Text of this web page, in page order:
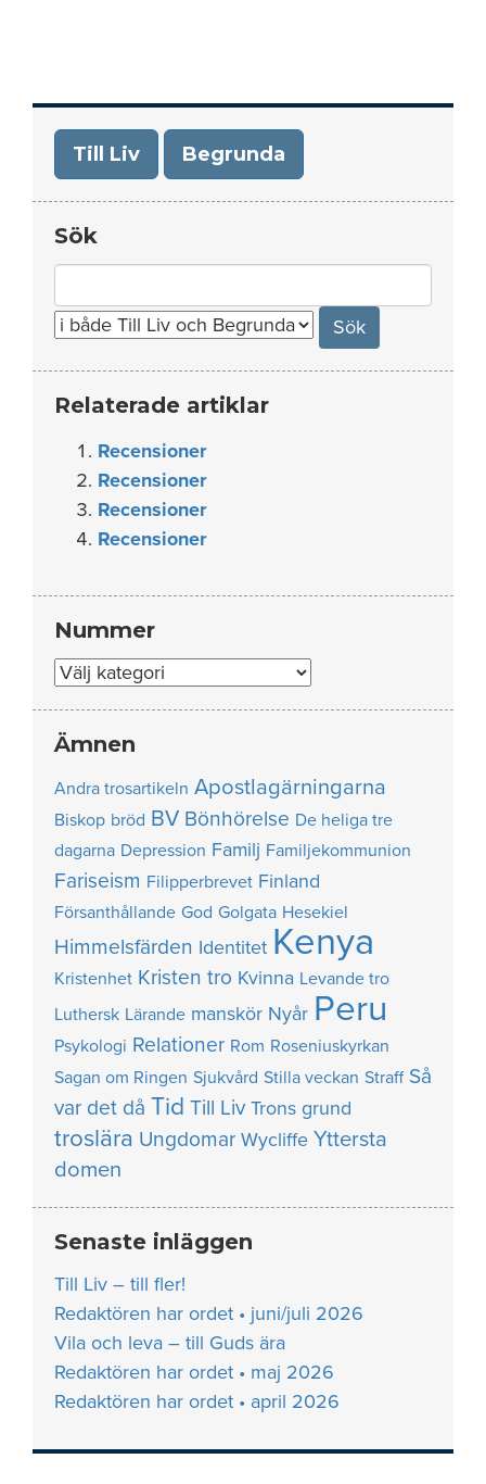
Till Liv Begrunda
Sök
for:
Relaterade artiklar
Recensioner
Recensioner
Recensioner
Recensioner
Nummer
Nummer
Ämnen
Andra trosartikeln Apostlagärningarna
Biskop bröd BV Bönhörelse De heliga tre
dagarna Depression Familj Familjekommunion
Fariseism Filipperbrevet Finland
Försanthållande God Golgata Hesekiel
Himmelsfärden Identitet Kenya
Kristenhet Kristen tro Kvinna Levande tro
Luthersk Lärande manskör Nyår Peru
Psykologi Relationer Rom Roseniuskyrkan
Sagan om Ringen Sjukvård Stilla veckan Straff Så
var det då Tid Till Liv Trons grund
troslära Ungdomar Wycliffe Yttersta
domen
Senaste inläggen
Till Liv – till fler!
Redaktören har ordet • juni/juli 2026
Vila och leva – till Guds ära
Redaktören har ordet • maj 2026
Redaktören har ordet • april 2026